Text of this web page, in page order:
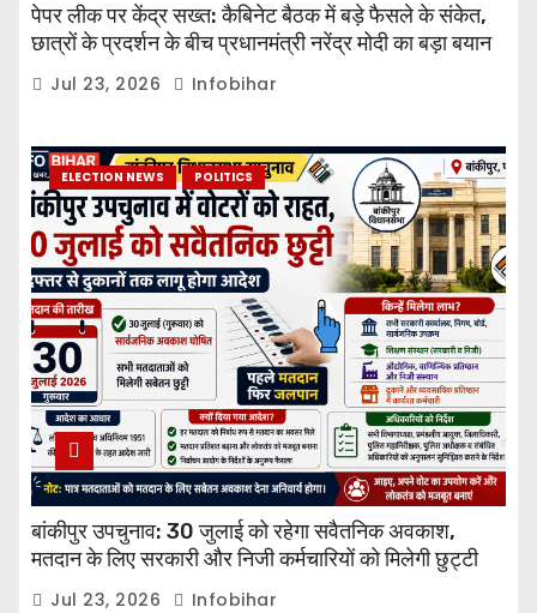
पेपर लीक पर केंद्र सख्त: कैबिनेट बैठक में बड़े फैसले के संकेत,
छात्रों के प्रदर्शन के बीच प्रधानमंत्री नरेंद्र मोदी का बड़ा बयान
Jul 23, 2026 Infobihar
ELECTION NEWS POLITICS
बांकीपुर उपचुनाव: 30 जुलाई को रहेगा सवैतनिक अवकाश,
मतदान के लिए सरकारी और निजी कर्मचारियों को मिलेगी छुट्टी
Jul 23, 2026 Infobihar